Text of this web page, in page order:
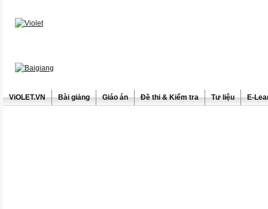
ViOLET.VN Bài giảng Giáo án Đề thi & Kiểm tra Tư liệu E-